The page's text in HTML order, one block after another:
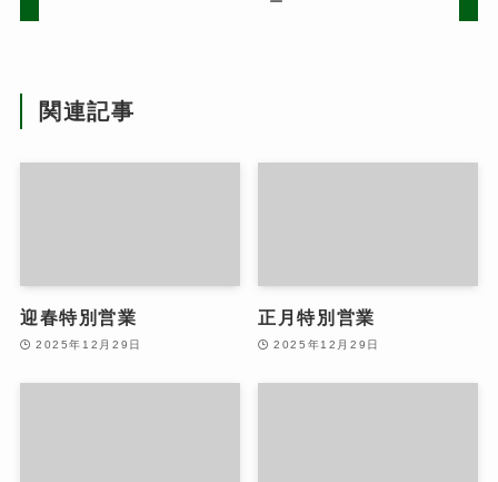
関連記事
迎春特別営業
2025年12月29日
正月特別営業
2025年12月29日